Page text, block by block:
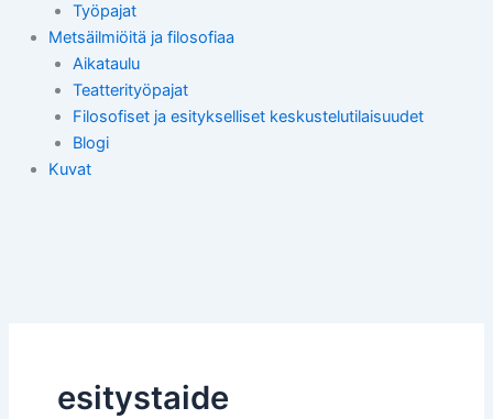
Työpajat
Metsäilmiöitä ja filosofiaa
Aikataulu
Teatterityöpajat
Filosofiset ja esitykselliset keskustelutilaisuudet
Blogi
Kuvat
esitystaide